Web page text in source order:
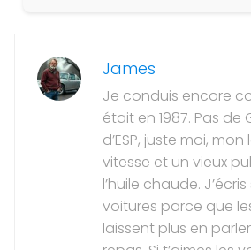
James
Je conduis encore
était en 1987. Pas de
d’ESP, juste moi,
vitesse et un vieux
l’huile chaude. J’écris
voitures parce que
laissent plus en